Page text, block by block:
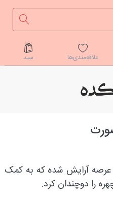
علاقه‌مندی‌ها سبد
عرصه آرایش شده که به کمک
را دوچندان کرد.